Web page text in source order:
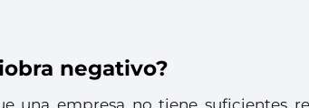
negativo?
una empresa no tiene suficientes